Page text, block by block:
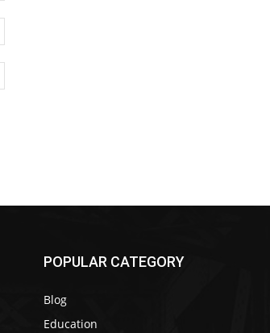
POPULAR CATEGORY
Blog
Education